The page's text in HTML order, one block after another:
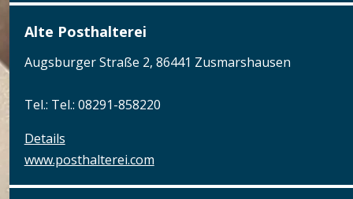
Alte Posthalterei
Augsburger Straße 2, 86441 Zusmarshausen
Tel.: Tel.: 08291-858220
Details
www.posthalterei.com